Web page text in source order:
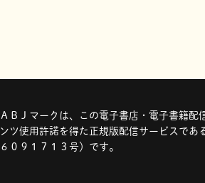
ＡＢＪマークは、この電子書店・電子書籍配
ンツ使用許諾を得た正規版配信サービスであ
６０９１７１３号）です。